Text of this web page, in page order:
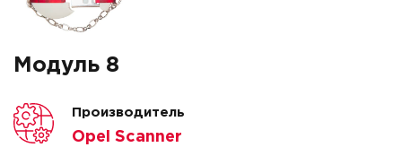
Модуль 8
Производитель
Opel Scanner